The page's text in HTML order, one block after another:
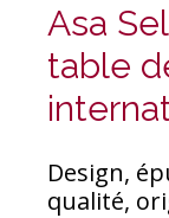
Asa
table
Design,
qualité,